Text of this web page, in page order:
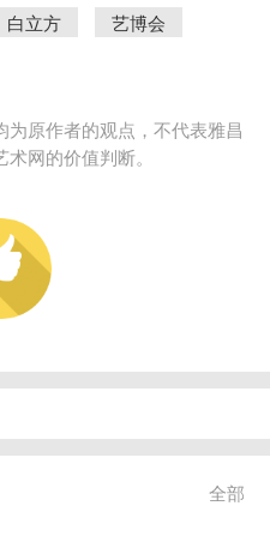
白立方 艺博会
原作者的观点，不代表雅昌
网的价值判断。
全部